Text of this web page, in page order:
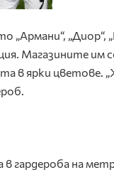
„Диор“,
Магазините им
в ярки цветове.
в гардероба на